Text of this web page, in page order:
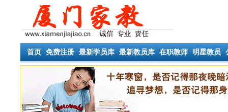
首页 免费注册 最新学员库 最新教员库 在职教师 明星教员